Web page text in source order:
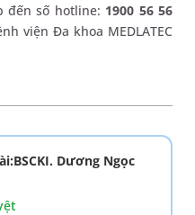
đến số hotline: 1900 56 56
viện Đa khoa MEDLATEC
Dương Ngọc